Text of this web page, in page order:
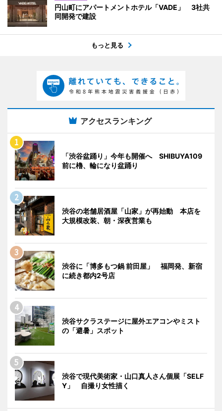
円山町にアパートメントホテル「VADE」 3社共
同開発で建設
もっと見る
アクセスランキング
「渋谷盆踊り」今年も開催へ SHIBUYA109
前に櫓、輪になり盆踊り
渋谷の老舗居酒屋「山家」が再始動 本店を
大規模改装、朝・深夜営業も
渋谷に「博多もつ鍋 前田屋」 福岡発、新宿
に続き都内2号店
渋谷サクラステージに屋外エアコンやミスト
の「避暑」スポット
渋谷で現代美術家・山口真人さん個展「SELF
Y」 自撮り女性描く